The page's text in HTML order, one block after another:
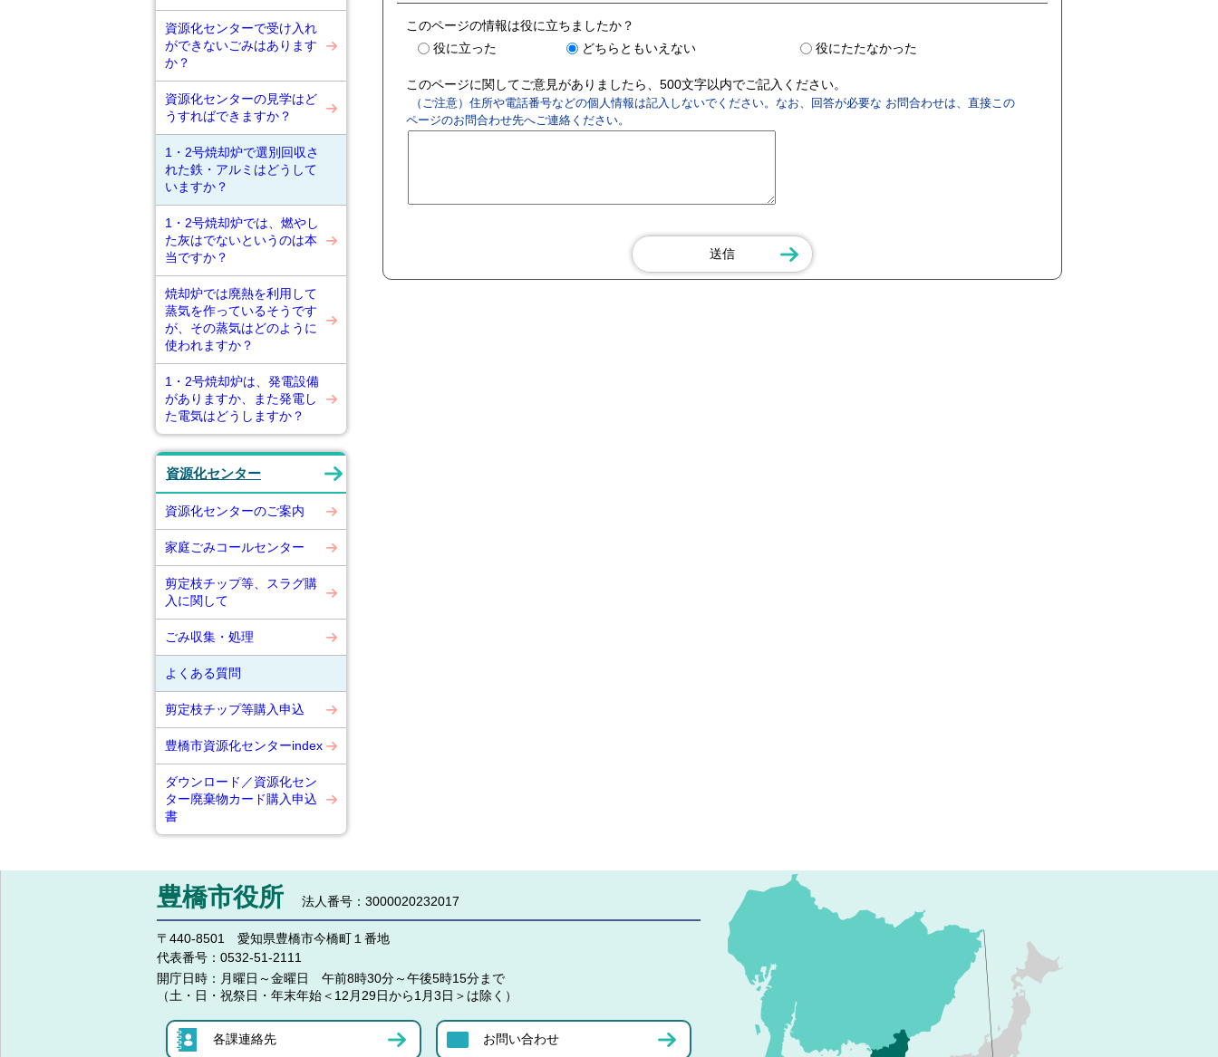
資源化センターで受け入れ
ができないごみはあります
か？
資源化センターの見学はど
うすればできますか？
1・2号焼却炉で選別回収さ
れた鉄・アルミはどうして
いますか？
1・2号焼却炉では、燃やし
た灰はでないというのは本
当ですか？
焼却炉では廃熱を利用して
蒸気を作っているそうです
が、その蒸気はどのように
使われますか？
1・2号焼却炉は、発電設備
がありますか、また発電し
た電気はどうしますか？
資源化センター
資源化センターのご案内
家庭ごみコールセンター
剪定枝チップ等、スラグ購
入に関して
ごみ収集・処理
よくある質問
剪定枝チップ等購入申込
豊橋市資源化センターindex
ダウンロード／資源化セン
ター廃棄物カード購入申込
書
このページの情報は役に立ちましたか？
役に立った
どちらともいえない 役にたたなかった
このページに関してご意見がありましたら、500文字以内でご記入ください。
（ご注意）住所や電話番号などの個人情報は記入しないでください。なお、回答が必要な お問合わせは、直接この
ページのお問合わせ先へご連絡ください。
豊橋市役所 法人番号：3000020232017
〒440-8501 愛知県豊橋市今橋町１番地
代表番号： 0532-51-2111
開庁日時： 月曜日～金曜日 午前8時30分～午後5時15分まで
（土・日・祝祭日・年末年始＜12月29日から1月3日＞は除く）
各課連絡先 お問い合わせ